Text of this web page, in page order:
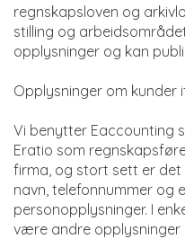
regnskapsloven og
stilling og
opplysninger og kan
Opplysninger om kunder
Vi benytter Eaccounting
Eratio som
firma, og stort sett er
navn, telefonnummer og
personopplysninger. I
være andre opplysninger